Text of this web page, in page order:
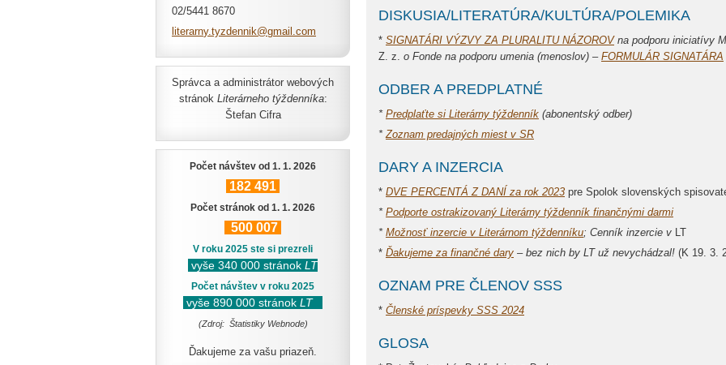
DISKUSIA/LITERATÚRA/KULTÚRA/POLEMIKA
* SIGNATÁRI VÝZVY ZA PLURALITU NÁZOROVna podporu iniciatívy
Z. z. o Fonde na podporu umenia (menoslov) – FORMULÁR SIGNATÁRA
ODBER A PREDPLATNÉ
* Predplaťte si Literárny týždenník (abonentský odber)
*Zoznam predajných miest v SR
DARY A INZERCIA
* DVE PERCENTÁ Z DANÍ za rok 2023 pre Spolok slovenských
* Podporte ostrakizovaný Literárny týždenník finančnými darmi
* Možnosť inzercie v Literárnom týždenníku; Cenník inzercie v LT
* Ďakujeme za finančné dary – bez nich by LT už nevychádzal! (K 19. 3.
OZNAM PRE ČLENOV SSS
* Členské príspevky SSS 2024
GLOSA
02/5441 8670
literarny.tyzdennik@gmai l.com
Správca a administrátor webových
stránok Literárneho týždenníka:
Štefan Cifra
Počet návštev od 1. 1. 2026
182 491
Počet stránok od 1. 1. 2026
500 007
V roku 2025 ste si prezreli
vyše 340 000 stránok LT
Počet návštev v roku 2025
vyše 890 000 stránok LT
(Zdroj: Štatistiky Webnode)
Ďakujeme za vašu priazeň.